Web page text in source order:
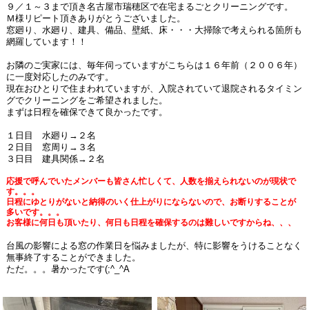
９／１～３まで頂き名古屋市瑞穂区で在宅まるごとクリーニングです。
Ｍ様リピート頂きありがとうございました。
窓廻り、水廻り、建具、備品、壁紙、床・・・大掃除で考えられる箇所も
網羅しています！！
お隣のご実家には、毎年伺っていますがこちらは １６年前（２００６年）
に一度対応したのみです。
現在おひとりで住まわれていますが、入院されていて退院されるタイミン
グでクリーニングをご希望されました。
まずは日程を確保できて良かったです。
１日目 水廻り→２名
２ 日目 窓周り→３名
３日目 建具関係→２名
応援で呼んでいたメンバーも皆さん忙しくて、人数を揃えられないのが現状で
す。。。
日程にゆとりがないと納得のいく仕上がりにならないので、お断りすることが
多いです。。。
お客様に何日も頂いたり、何日も日程を確保するのは難しいですからね、、、
台風の影響による窓の作業日を悩みましたが、特に影響をうけることなく
無事終了することができました。
ただ。。。暑かったです(;^_^A